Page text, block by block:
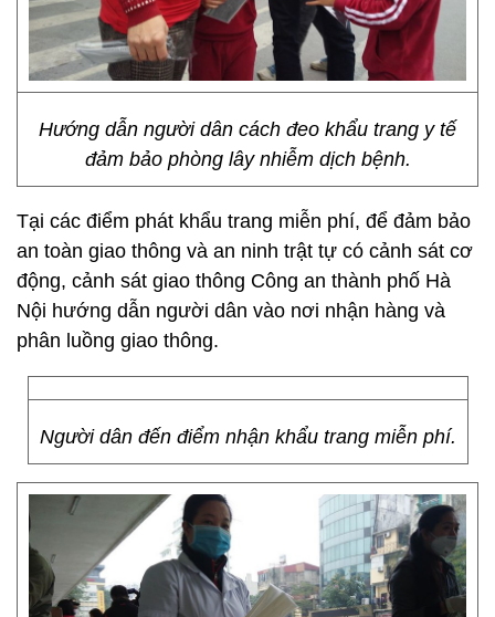
Hướng dẫn người dân cách đeo khẩu trang y tế
đảm bảo phòng lây nhiễm dịch bệnh.
Tại các điểm phát khẩu trang miễn phí, để đảm bảo
an toàn giao thông và an ninh trật tự có cảnh sát cơ
động, cảnh sát giao thông Công an thành phố Hà
Nội hướng dẫn người dân vào nơi nhận hàng và
phân luồng giao thông.
Người dân đến điểm nhận khẩu trang miễn phí.